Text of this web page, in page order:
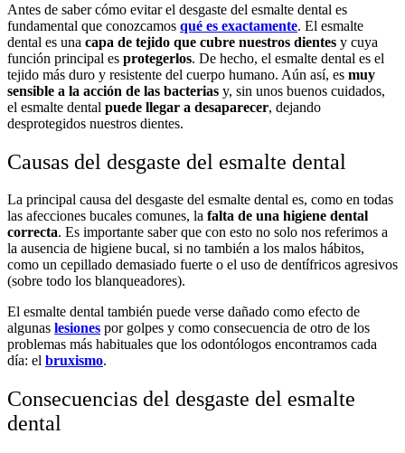
Antes de saber cómo evitar el desgaste del esmalte dental es
fundamental que conozcamos qué es exactamente. El esmalte
dental es una capa de tejido que cubre nuestros dientes y cuya
función principal es protegerlos. De hecho, el esmalte dental es el
tejido más duro y resistente del cuerpo humano. Aún así, es muy
sensible a la acción de las bacterias y, sin unos buenos cuidados,
el esmalte dental puede llegar a desaparecer, dejando
desprotegidos nuestros dientes.
Causas del desgaste del esmalte dental
La principal causa del desgaste del esmalte dental es, como en todas
las afecciones bucales comunes, la falta de una higiene dental
correcta. Es importante saber que con esto no solo nos referimos a
la ausencia de higiene bucal, si no también a los malos hábitos,
como un cepillado demasiado fuerte o el uso de dentífricos agresivos
(sobre todo los blanqueadores).
El esmalte dental también puede verse dañado como efecto de
algunas lesiones por golpes y como consecuencia de otro de los
problemas más habituales que los odontólogos encontramos cada
día: el bruxismo.
Consecuencias del desgaste del esmalte
dental